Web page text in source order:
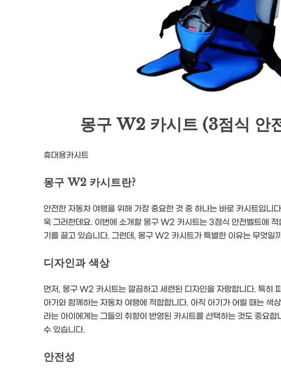
몽구 W2 카시트 (3점식 안
휴대용카시트
몽구 W2 카시트란?
안전한 자동차 여행을 위해 가장 중요한 것 중 하나는 바로 카시트입니
욱 그러한데요. 이번에 소개할 몽구 W2 카시트는 3점식 안전벨트에
기를 끌고 있습니다. 그런데, 몽구 W2 카시트가 특별한 이유는 무엇일
디자인과 색상
먼저, 몽구 W2 카시트는 깔끔하고 세련된 디자인을 자랑합니다. 특히
아기와 함께하는 자동차 여행에 적합합니다. 아직 아기가 어릴 때는 색
라는 아이에게는 그들의 취향이 반영된 카시트를 선택하는 것도 중요
수 있습니다.
안전성